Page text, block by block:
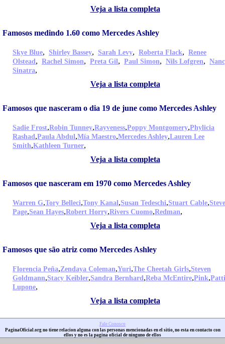
Veja a lista completa
Famosos medindo 1.60 como Mercedes Ashley
Skye Blue, Shirley Bassey, Sarah Levy, Roberta Flack, Renee
Olstead, Rachel Simon, Preta Gil, Paul Simon, Nils Lofgren,
Sinatra,
Veja a lista completa
Famosos que nasceram o dia 19 de june como Mercedes Ashley
Sadie Frost,Robin Tunney,Rayveness,Poppy Montgomery,Phylicia
Rashad,Paula Abdul,Mía Maestro,Mercedes Ashley,Lauren Lee
Smith,Kathleen Turner,
Veja a lista completa
Famosos que nasceram em 1970 como Mercedes Ashley
Warren G,Tory Belleci,Tony Kanal,Susan Tedeschi,Stuart Cable,
Page,Sean Hayes,Robert Horry,Rivers Cuomo,Redman,
Veja a lista completa
Famosos que são atriz como Mercedes Ashley
Florencia Peña,Zendaya Coleman,Yuri,The Cheetah Girls,Steven
Goldmann,Stacy Keibler,Sandra Bernhard,Reba McEntire,Pink,Patti
Lupone,
Veja a lista completa
Fale Conosco
PaginaOficial.org no tiene relacion alguna con las personas mencionadas en el sitio, no esta en contacto con
ellos y no es la pagina oficial de ninguno de ellos